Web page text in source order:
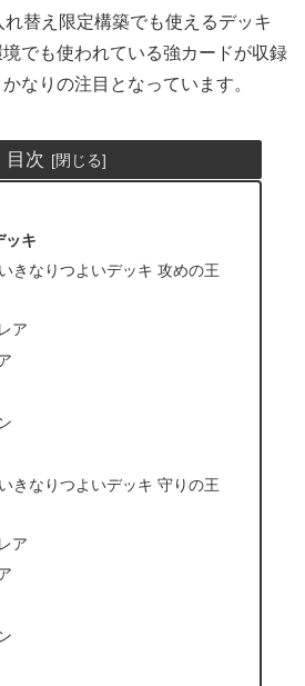
替え限定構築でも使えるデッキ
でも使われている強カードが収録
かなりの注目となっています。
目次
ッキ
きなりつよいデッキ 攻めの王
ア
きなりつよいデッキ 守りの王
ア